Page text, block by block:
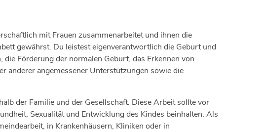
mit Frauen zusammenarbeitet und ihnen die
gewährst. Du leistest eigenverantwortlich die Geburt und
Förderung der normalen Geburt, das Erkennen von
anderer angemessener Unterstützungen sowie die
der Familie und der Gesellschaft. Diese Arbeit sollte vor
Sexualität und Entwicklung des Kindes beinhalten. Als
in Krankenhäusern, Kliniken oder in